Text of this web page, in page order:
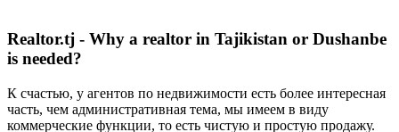
Realtor.tj - Why a realtor in Tajikistan or Dushanbe
is needed?
К счастью, у агентов по недвижимости есть более интересная
часть, чем административная тема, мы имеем в виду
коммерческие функции, то есть чистую и простую продажу.